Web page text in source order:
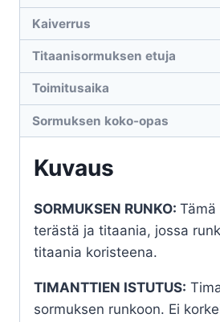
Kaiverrus
Titaanisormuksen etuja
Toimitusaika
Sormuksen koko-opas
Kuvaus
SORMUKSEN RUNKO: Tämä
terästä ja titaania, jossa
titaania koristeena.
TIMANTTIEN ISTUTUS:
sormuksen runkoon. Ei